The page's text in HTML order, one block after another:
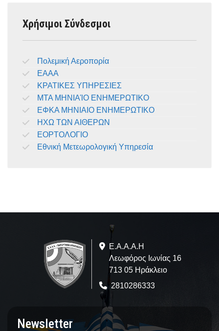
Χρήσιμοι Σύνδεσμοι
Πολεμική Αεροπορία
ΕΑΑΑ
ΚΡΑΤΙΚΕΣ ΥΠΗΡΕΣΙΕΣ
ΜΤΑ ΜΗΝΙΑΊΟ ΕΝΗΜΕΡΩΤΙΚΟ
ΕΦΚΑ ΜΗΝΙΑΙΟ ΕΝΗΜΕΡΩΤΙΚΟ
ΗΧΩ ΤΩΝ ΑΙΘΕΡΩΝ
ΕΟΡΤΟΛΟΓΙΟ
Εθνική Μετεωρολογική Υπηρεσία
Ε.A.Α.Α.Η
Λεωφόρος Ιωνίας 16
713 05 Ηράκλειο
2810286333
Newsletter